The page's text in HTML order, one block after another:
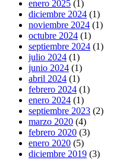
enero 2025 (1)
diciembre 2024 (1)
noviembre 2024 (1)
octubre 2024 (1)
septiembre 2024 (1)
julio 2024 (1)
junio 2024 (1)
abril 2024 (1)
febrero 2024 (1)
enero 2024 (1)
septiembre 2023 (2)
marzo 2020 (4)
febrero 2020 (3)
enero 2020 (5)
diciembre 2019 (3)